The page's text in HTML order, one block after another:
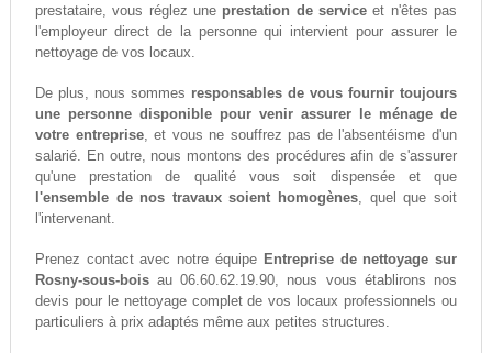
prestataire, vous réglez une prestation de service et n'êtes pas
l'employeur direct de la personne qui intervient pour assurer le
nettoyage de vos locaux.
De plus, nous sommes responsables de vous fournir toujours
une personne disponible pour venir assurer le ménage de
votre entreprise, et vous ne souffrez pas de l'absentéisme d'un
salarié. En outre, nous montons des procédures afin de s'assurer
qu'une prestation de qualité vous soit dispensée et que
l'ensemble de nos travaux soient homogènes, quel que soit
l'intervenant.
Prenez contact avec notre équipe Entreprise de nettoyage sur
Rosny-sous-boisau 06.60.62.19.90, nous vous établirons nos
devis pour le nettoyage complet de vos locaux professionnels ou
particuliers à prix adaptés même aux petites structures.